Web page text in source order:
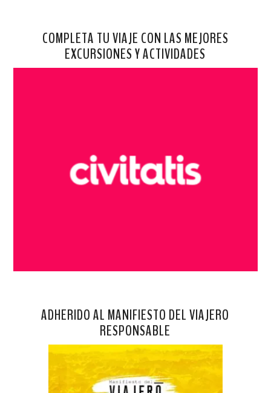
COMPLETA TU VIAJE CON LAS MEJORES
EXCURSIONES Y ACTIVIDADES
ADHERIDO AL MANIFIESTO DEL VIAJERO
RESPONSABLE